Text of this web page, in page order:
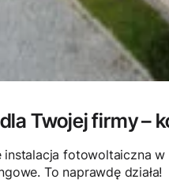
Twojej firmy –
fotowoltaiczna
To naprawdę działa!